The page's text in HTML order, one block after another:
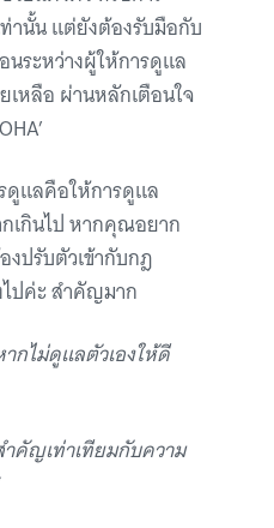
านั้น แต่ยังต้องรับมือกับ
ระหว่างผู้ให้การดูแล
หลือ ผ่านหลักเตือนใจ
ดูแลคือให้การดูแล
กเกินไป หากคุณอยาก
ปรับตัวเข้ากับกฎ
ค่ะ สำคัญมาก
กไม่ดูแลตัวเองให้ดี
คัญเท่าเทียมกับความ